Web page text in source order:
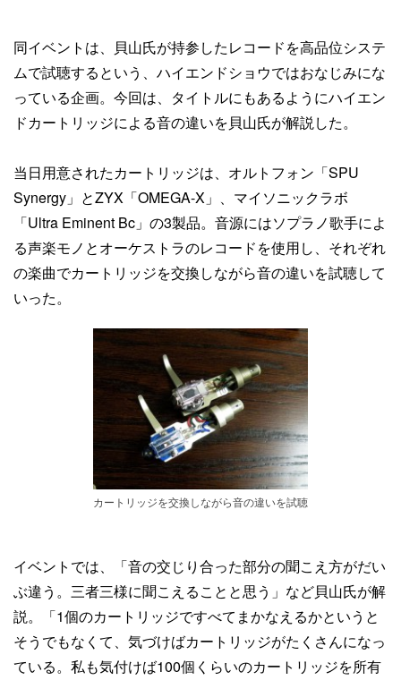
同イベントは、貝山氏が持参したレコードを高品位システ
ムで試聴するという、ハイエンドショウではおなじみにな
っている企画。今回は、タイトルにもあるようにハイエン
ドカートリッジによる音の違いを貝山氏が解説した。
当日用意されたカートリッジは、オルトフォン「SPU
Synergy」とZYX「OMEGA-X」、マイソニックラボ
「Ultra Eminent Bc」の3製品。音源にはソプラノ歌手によ
る声楽モノとオーケストラのレコードを使用し、それぞれ
の楽曲でカートリッジを交換しながら音の違いを試聴して
いった。
カートリッジを交換しながら音の違いを試聴
イベントでは、「音の交じり合った部分の聞こえ方がだい
ぶ違う。三者三様に聞こえることと思う」など貝山氏が解
説。「1個のカートリッジですべてまかなえるかというと
そうでもなくて、気づけばカートリッジがたくさんになっ
ている。私も気付けば100個くらいのカートリッジを所有